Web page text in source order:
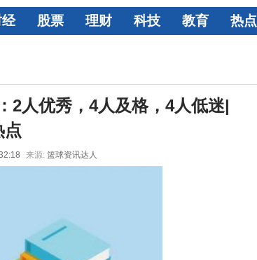
股票 理财 科技 教育 热点
2人优秀，4人及格，4人低迷|
点
来源: 篮球资讯达人